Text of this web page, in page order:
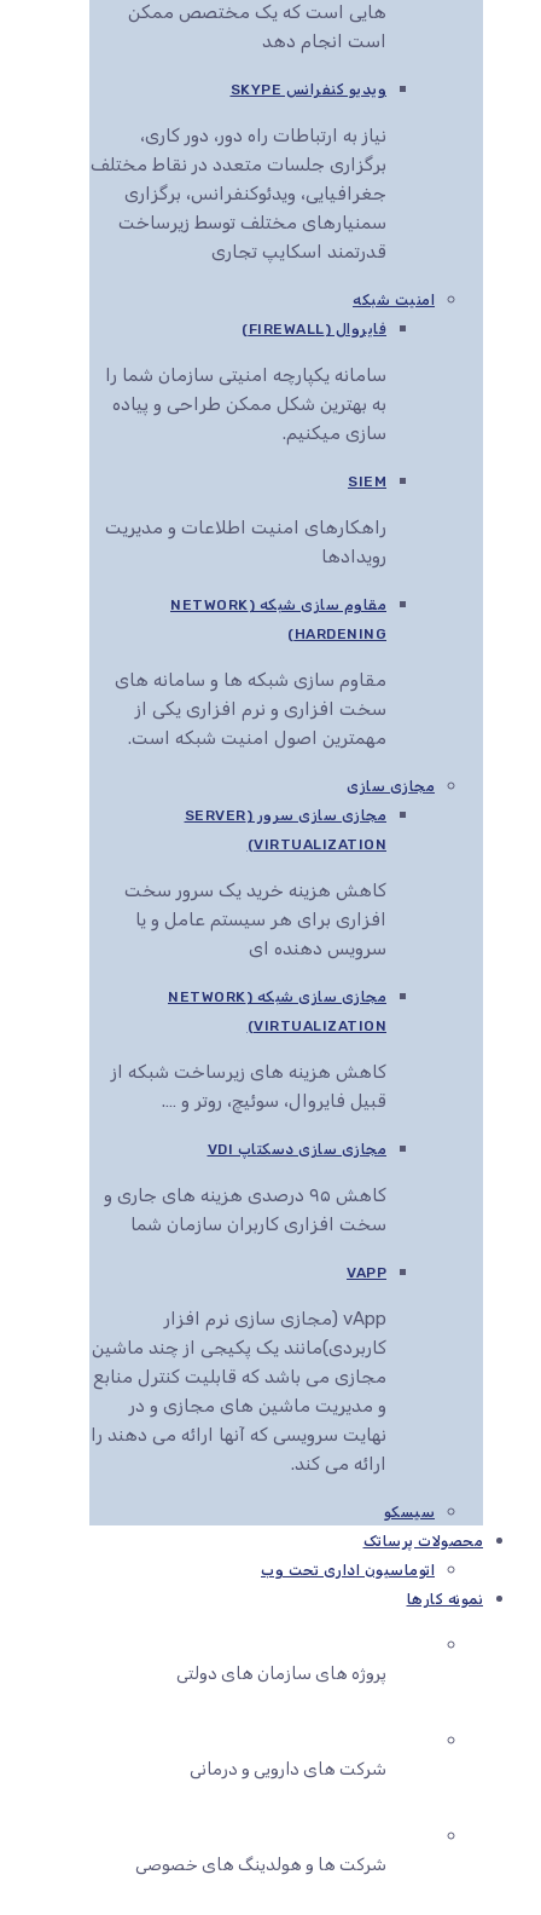
هایی است که یک مختصص ممکن
است انجام دهد
ویدیو کنفرانس SKYPE
نیاز به ارتباطات راه دور، دور کاری،
برگزاری جلسات متعدد در نقاط مختلف
جغرافیایی، ویدئوکنفرانس، برگزاری
سمنیارهای مختلف توسط زیرساخت
قدرتمند اسکایپ تجاری
امنیت شبکه
فایروال (FIREWALL)
سامانه یکپارچه امنیتی سازمان شما را
به بهترین شکل ممکن طراحی و پیاده
سازی میکنیم.
SIEM
راهکارهای امنیت اطلاعات و مدیریت
رویدادها
مقاوم سازی شبکه (NETWORK
HARDENING)
مقاوم سازی شبکه ها و سامانه های
سخت افزاری و نرم افزاری یکی از
مهمترین اصول امنیت شبکه است.
مجازی سازی
مجازی سازی سرور (SERVER
VIRTUALIZATION)
کاهش هزینه خرید یک سرور سخت
افزاری برای هر سیستم عامل و یا
سرویس دهنده ای
مجازی سازی شبکه (NETWORK
VIRTUALIZATION)
کاهش هزینه های زیرساخت شبکه از
قبیل فایروال، سوئیچ، روتر و ….
مجازی سازی دسکتاپ VDI
کاهش ۹۵ درصدی هزینه های جاری و
سخت افزاری کاربران سازمان شما
VAPP
vApp (مجازی سازی نرم افزار
کاربردی)مانند یک پکیجی از چند ماشین
مجازی می باشد که قابلیت کنترل منابع
و مدیریت ماشین های مجازی و در
نهایت سرویسی که آنها ارائه می دهند را
ارائه می کند.
سیسکو
محصولات پرساتک
اتوماسیون اداری تحت وب
نمونه کارها
پروژه های سازمان های دولتی
شرکت های دارویی و درمانی
شرکت ها و هولدینگ های خصوصی